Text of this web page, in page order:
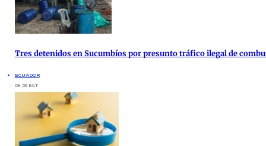
Tres detenidos en Sucumbíos por presunto tráfico ilegal de
ECUADOR
09:56 ECT